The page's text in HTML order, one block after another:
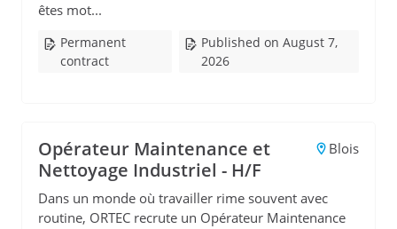
êtes mot...
Permanent
contract
Published on August 7,
2026
Opérateur Maintenance et
Nettoyage Industriel - H/F
Blois
Dans un monde où travailler rime souvent avec
routine, ORTEC recrute un Opérateur Maintenance